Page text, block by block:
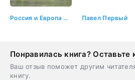
Россия и Европа – игра на равных Павел Первый
Понравилась книга? Оставьте
Ваш отзыв поможет другим
книгу.